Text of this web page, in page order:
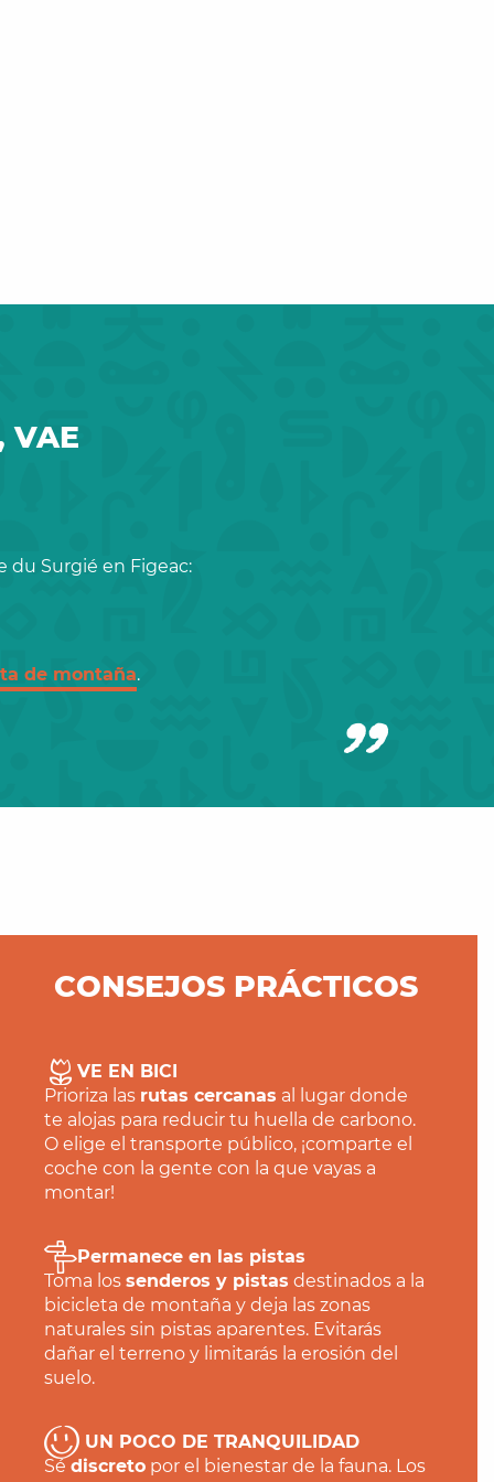
VAE
du Surgié en Figeac:
de montaña.
CONSEJOS PRÁCTICOS
VE EN BICI
Prioriza las rutas cercanas al lugar donde
te alojas para reducir tu huella de carbono.
O elige el transporte público, ¡comparte el
coche con la gente con la que vayas a
montar!
Permanece en las pistas
Toma los senderos y pistas destinados a la
bicicleta de montaña y deja las zonas
naturales sin pistas aparentes. Evitarás
dañar el terreno y limitarás la erosión del
suelo.
UN POCO DE TRANQUILIDAD
Sé discreto por el bienestar de la fauna. Los